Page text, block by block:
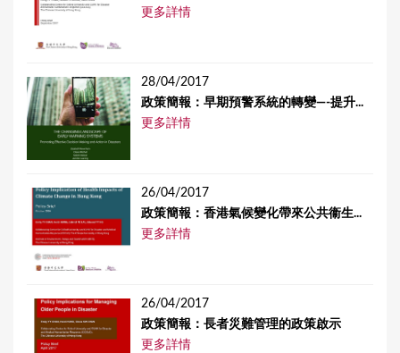
更多詳情
28/04/2017
政策簡報：早期預警系統的轉變—-提升...
更多詳情
26/04/2017
政策簡報：香港氣候變化帶來公共衞生...
更多詳情
26/04/2017
政策簡報：長者災難管理的政策啟示
更多詳情